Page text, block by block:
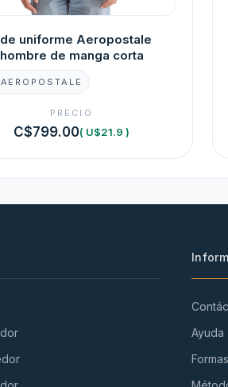
uniforme Aeropostale
de manga corta
AEROPOSTALE
PRECIO
C$799.00( U$21.9 )
Ayuda